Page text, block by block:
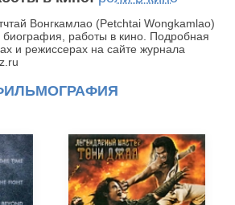
Вонгкамлао (Petchtai Wongkamlao)
работы в кино. Подробная
и режиссерах на сайте журнала